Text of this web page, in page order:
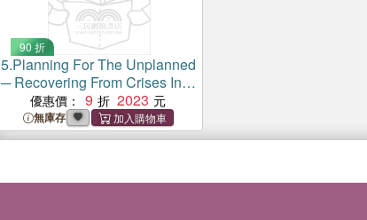
90 折
5.Planning For The Unplanned
─ Recovering From Crises In
Megacities
優惠價： 9 2023
無庫存